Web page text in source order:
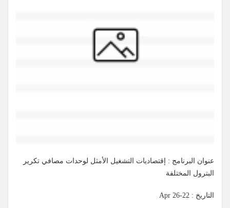
عنوان البرنامج : إقتصاديات التشغيل الأمثل لوحدات مصافي تكرير
البترول المختلفة
التاريخ : 22-26 Apr